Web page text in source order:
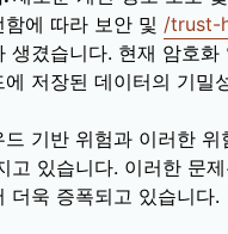
함에 따라 보안 및 /trust-
생겼습니다. 현재 암호
저장된 데이터의 기밀
기반 위험과 이러한
고 있습니다. 이러한 문
더욱 증폭되고 있습니다.